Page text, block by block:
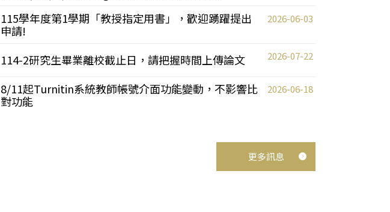
115學年度第1學期「教授指定用書」，歡迎踴躍提出
申請!
2026-06-03
114-2研究生畢業離校截止日，請把握時間上傳論文 2026-07-22
8/11起Turnitin系統教師帳號介面功能變動，不影響比
對功能
2026-06-18
更多訊息